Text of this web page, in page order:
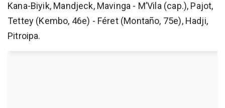
Kana-Biyik, Mandjeck, Mavinga - M’Vila (cap.), Pajot,
Tettey (Kembo, 46e) - Féret (Montaño, 75e), Hadji,
Pitroipa.